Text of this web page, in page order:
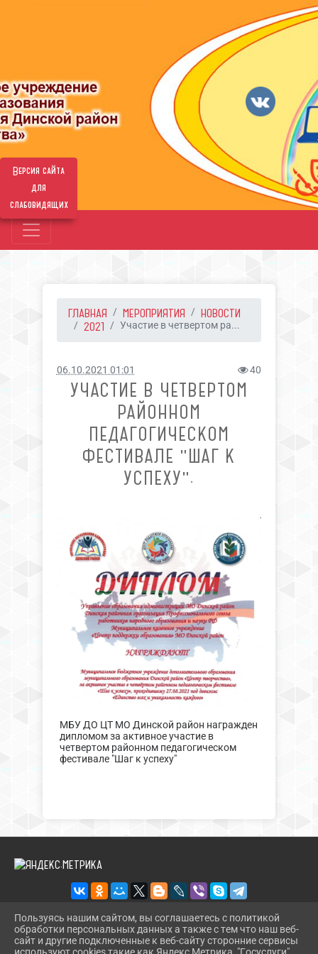
Версия сайта
для
слабовидящих
ГЛАВНАЯ МЕРОПРИЯТИЯ
НОВОСТИ
2021
Участие в четвертом ра...
06.10.2021 01:01 40
УЧАСТИЕ В ЧЕТВЕРТОМ
РАЙОННОМ
ПЕДАГОГИЧЕСКОМ
ФЕСТИВАЛЕ "ШАГ К
УСПЕХУ".
МБУ ДО ЦТ МО Динской район награжден
дипломом за активное участие в
четвертом районном педагогическом
фестивале "Шаг к успеху"
2026 Г. CT.UODINSKOI.RU
Пользуясь нашим сайтом, вы соглашаетесь с политикой
обработки персональных данных а также с тем что наш веб-
сайт и другие подключенные к веб-сайту сторонние сервисы